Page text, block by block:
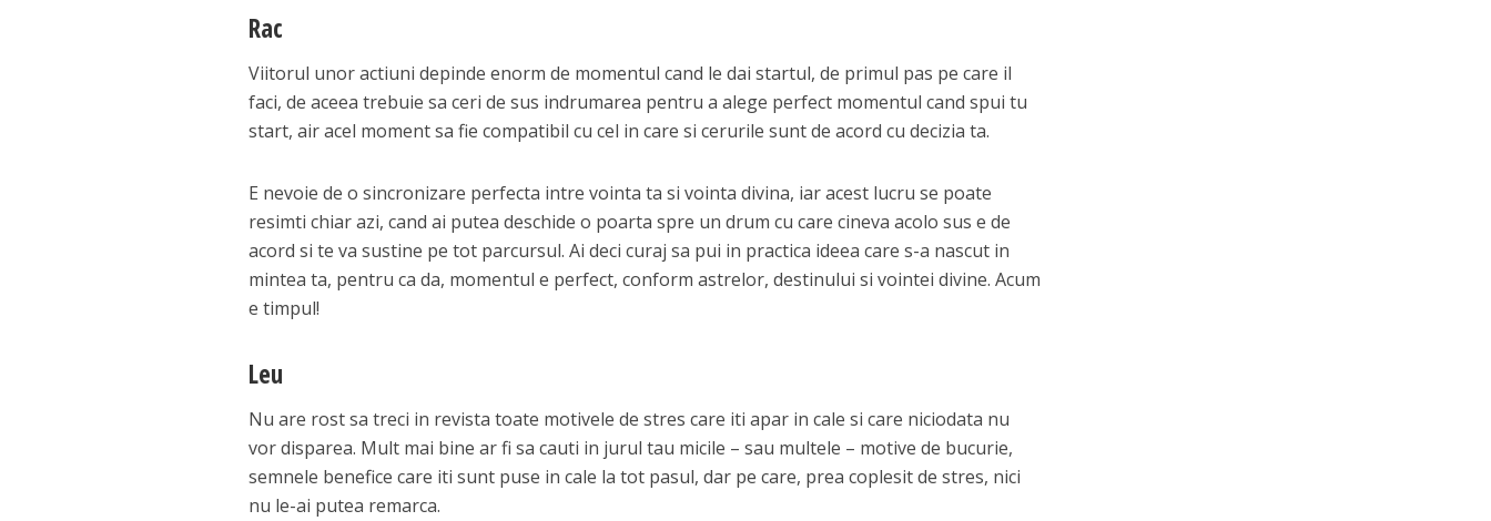
Rac
Viitorul unor actiuni depinde enorm de momentul cand le dai startul, de primul pas pe care il
faci, de aceea trebuie sa ceri de sus indrumarea pentru a alege perfect momentul cand spui tu
start, air acel moment sa fie compatibil cu cel in care si cerurile sunt de acord cu decizia ta.
E nevoie de o sincronizare perfecta intre vointa ta si vointa divina, iar acest lucru se poate
resimti chiar azi, cand ai putea deschide o poarta spre un drum cu care cineva acolo sus e de
acord si te va sustine pe tot parcursul. Ai deci curaj sa pui in practica ideea care s-a nascut in
mintea ta, pentru ca da, momentul e perfect, conform astrelor, destinului si vointei divine. Acum
e timpul!
Leu
Nu are rost sa treci in revista toate motivele de stres care iti apar in cale si care niciodata nu
vor disparea. Mult mai bine ar fi sa cauti in jurul tau micile – sau multele – motive de bucurie,
semnele benefice care iti sunt puse in cale la tot pasul, dar pe care, prea coplesit de stres, nici
nu le-ai putea remarca.